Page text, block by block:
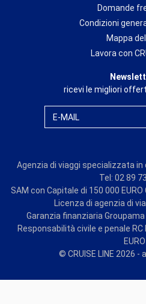
Domande
Condizioni
Mappa
Lavora con
ricevi le migliori
E-MAIL
Agenzia di viaggi specializzata in
Tel: 02 89
SAM con Capitale di 150 000
Licenza di agenzia di
Garanzia finanziaria
Responsabilità civile e penale RC
EURO
© CRUISE LINE 2026 -